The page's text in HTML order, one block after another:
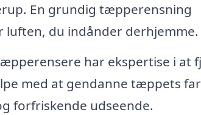
En grundig tæpperensning
du indånder derhjemme.
har ekspertise i at
med at gendanne tæppets
forfriskende udseende.